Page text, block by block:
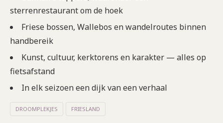
sterrenrestaurant om de hoek
Friese bossen, Wallebos en wandelroutes binnen
handbereik
Kunst, cultuur, kerktorens en karakter — alles op
fietsafstand
In elk seizoen een dijk van een verhaal
DROOMPLEKJES FRIESLAND